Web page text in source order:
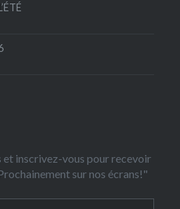
et inscrivez-vous pour recevoir
sur nos écrans!"